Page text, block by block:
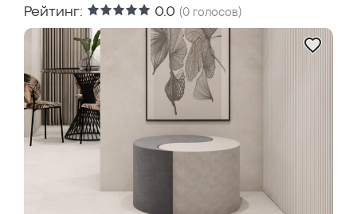
Рейтинг: 0.0 (0 голосов)